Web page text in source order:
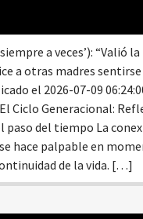
a veces’): “Valió
a otras madres
el 2026-07-09
Ciclo Generacional:
paso del tiempo La
hace palpable en
de la vida. […]